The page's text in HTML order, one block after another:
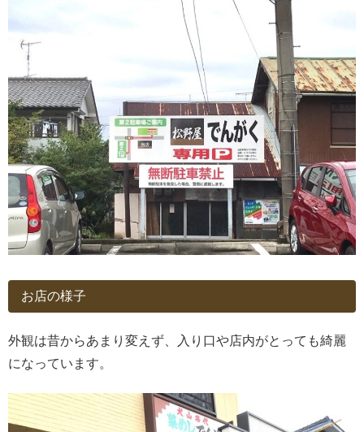
お店の様子
外観は昔からあまり変えず、入り口や店内がとっても綺麗
になっています。